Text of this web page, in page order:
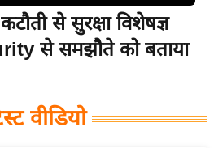
से सुरक्षा विशेषज्ञ
से समझौते को बताया
वीडियो